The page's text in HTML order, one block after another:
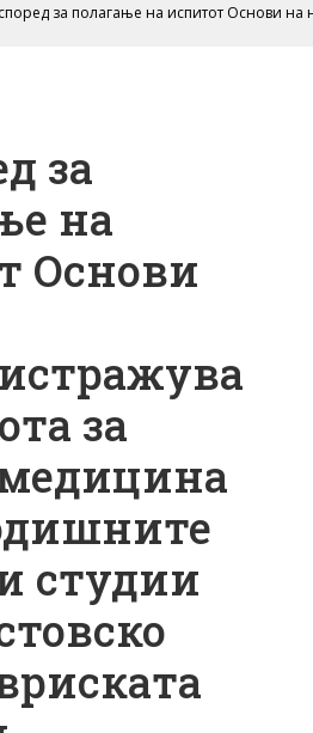
за полагање на испитот Основи на
за
на
Основи
за
студии